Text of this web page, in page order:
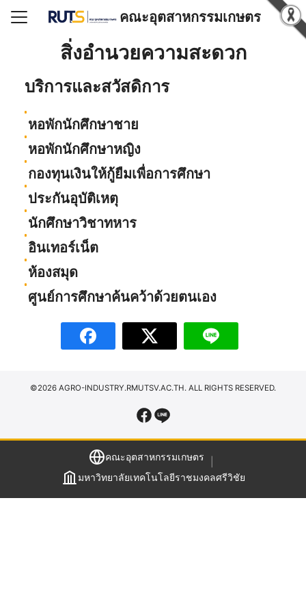
คณะอุตสาหกรรมเกษตร
คณะฯ
รที่เปิดสอน
หลด
รสนเทศ
ารวิชาการ
นุบำรุงศิลปวัฒนธรรม
/รางวัล
Search for:สิ่งอำนวยความสะดวก
บริการและสวัสดิการ
​ หอพักนักศึกษาชาย
​ หอพักนักศึกษาหญิง
​ กองทุนเงินให้กู้ยืมเพื่อการศึกษา
​ ประกันอุบัติเหตุ
​ นักศึกษาวิชาทหาร
​ อินเทอร์เน็ต
​ ห้องสมุด
​ ศูนย์การศึกษาค้นคว้าด้วยตนเอง
©2026 AGRO-INDUSTRY.RMUTSV.AC.TH. ALL RIGHTS RESERVED.
คณะอุตสาหกรรมเกษตร
มหาวิทยาลัยเทคโนโลยีราชมงคลศรีวิชัย